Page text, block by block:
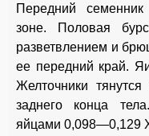
Передний
зоне. Половая
разветвлением и
ее передний край.
Желточники
заднего конца
яйцами 0,098—0,129